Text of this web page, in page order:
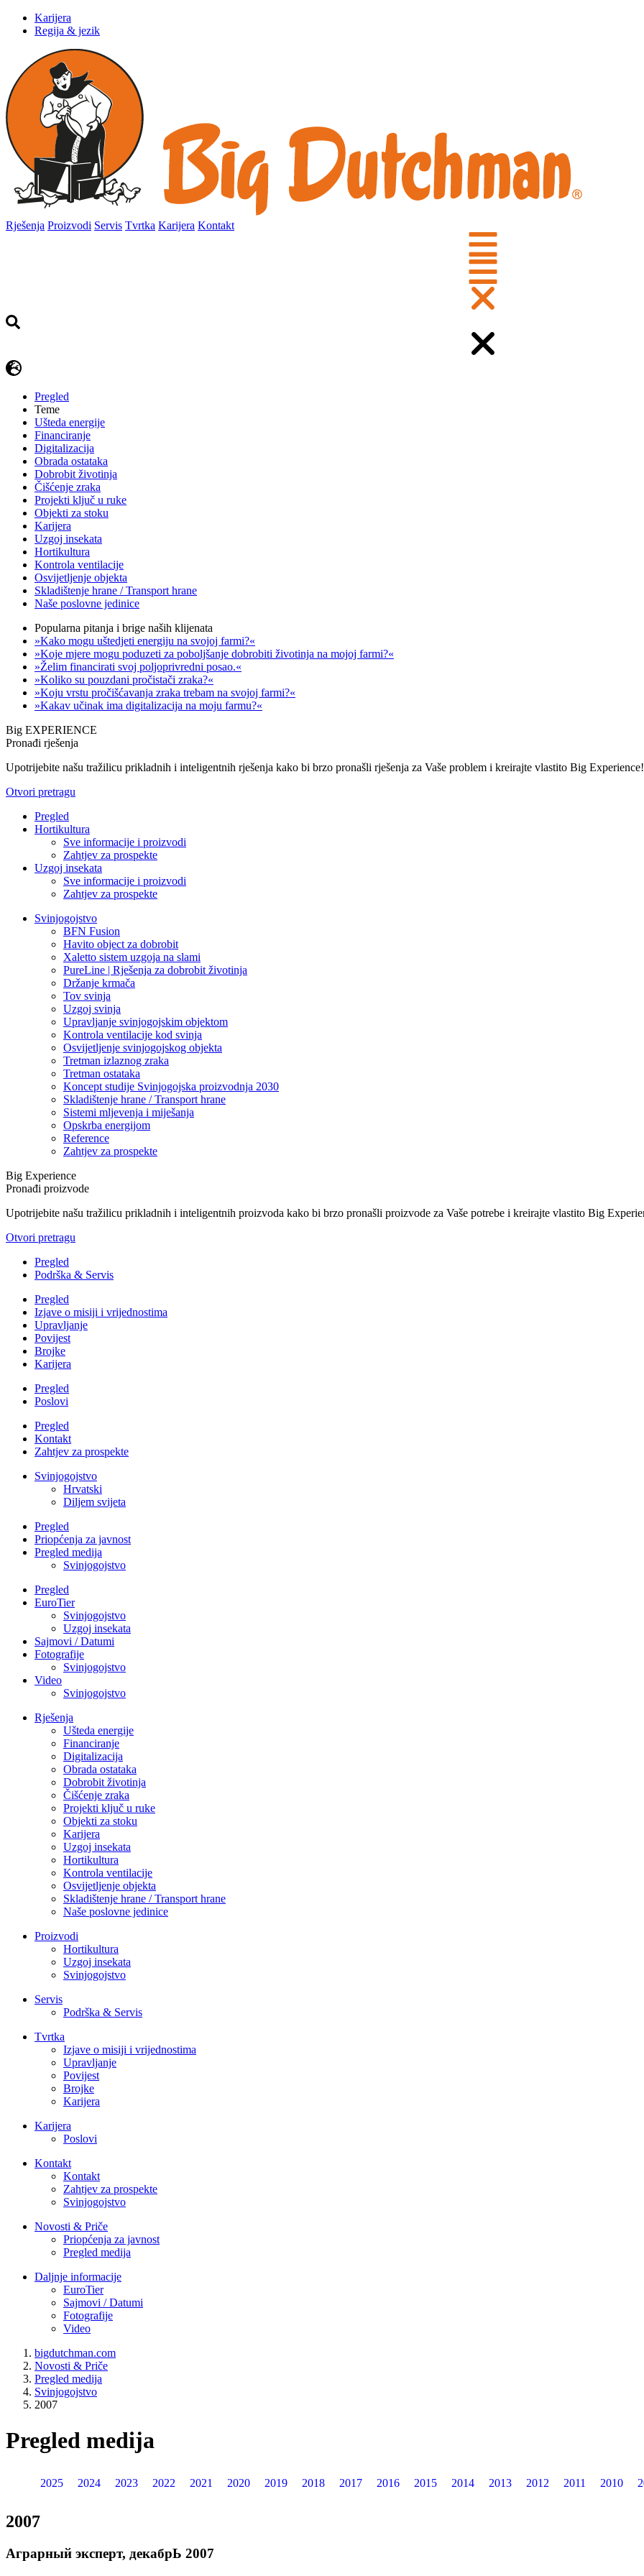
Karijera
Regija & jezik
Rješenja Proizvodi Servis Tvrtka Karijera Kontakt
Pregled
Teme
Ušteda energije
Financiranje
Digitalizacija
Obrada ostataka
Dobrobit životinja
Čišćenje zraka
Projekti ključ u ruke
Objekti za stoku
Karijera
Uzgoj insekata
Hortikultura
Kontrola ventilacije
Osvijetljenje objekta
Skladištenje hrane / Transport hrane
Naše poslovne jedinice
Popularna pitanja i brige naših klijenata
»Kako mogu uštedjeti energiju na svojoj farmi?«
»Koje mjere mogu poduzeti za poboljšanje dobrobiti životinja na mojoj farmi?«
»Želim financirati svoj poljoprivredni posao.«
»Koliko su pouzdani pročistači zraka?«
»Koju vrstu pročišćavanja zraka trebam na svojoj farmi?«
»Kakav učinak ima digitalizacija na moju farmu?«
Big EXPERIENCE
Pronađi rješenja
Upotrijebite našu tražilicu prikladnih i inteligentnih rješenja kako bi brzo pronašli rješenja za Vaše problem i kreirajte vlastito Big Experience!
Otvori pretragu
Pregled
Hortikultura
Sve informacije i proizvodi
Zahtjev za prospekte
Uzgoj insekata
Sve informacije i proizvodi
Zahtjev za prospekte
Svinjogojstvo
BFN Fusion
Havito object za dobrobit
Xaletto sistem uzgoja na slami
PureLine | Rješenja za dobrobit životinja
Držanje krmača
Tov svinja
Uzgoj svinja
Upravljanje svinjogojskim objektom
Kontrola ventilacije kod svinja
Osvijetljenje svinjogojskog objekta
Tretman izlaznog zraka
Tretman ostataka
Koncept studije Svinjogojska proizvodnja 2030
Skladištenje hrane / Transport hrane
Sistemi mljevenja i miješanja
Opskrba energijom
Reference
Zahtjev za prospekte
Big Experience
Pronađi proizvode
Upotrijebite našu tražilicu prikladnih i inteligentnih proizvoda kako bi brzo pronašli proizvode za Vaše potrebe i kreirajte vlastito Big
Otvori pretragu
Pregled
Podrška & Servis
Pregled
Izjave o misiji i vrijednostima
Upravljanje
Povijest
Brojke
Karijera
Pregled
Poslovi
Pregled
Kontakt
Zahtjev za prospekte
Svinjogojstvo
Hrvatski
Diljem svijeta
Pregled
Priopćenja za javnost
Pregled medija
Svinjogojstvo
Pregled
EuroTier
Svinjogojstvo
Uzgoj insekata
Sajmovi / Datumi
Fotografije
Svinjogojstvo
Video
Svinjogojstvo
Rješenja
Ušteda energije
Financiranje
Digitalizacija
Obrada ostataka
Dobrobit životinja
Čišćenje zraka
Projekti ključ u ruke
Objekti za stoku
Karijera
Uzgoj insekata
Hortikultura
Kontrola ventilacije
Osvijetljenje objekta
Skladištenje hrane / Transport hrane
Naše poslovne jedinice
Proizvodi
Hortikultura
Uzgoj insekata
Svinjogojstvo
Servis
Podrška & Servis
Tvrtka
Izjave o misiji i vrijednostima
Upravljanje
Povijest
Brojke
Karijera
Karijera
Poslovi
Kontakt
Kontakt
Zahtjev za prospekte
Svinjogojstvo
Novosti & Priče
Priopćenja za javnost
Pregled medija
Daljnje informacije
EuroTier
Sajmovi / Datumi
Fotografije
Video
bigdutchman.com
Novosti & Priče
Pregled medija
Svinjogojstvo
2007
Pregled medija
2025 2024 2023 2022 2021 2020 2019 2018 2017 2016 2015 2014 2013 2012 2011 2010
2007
Аграрный эксперт, декабрЬ 2007